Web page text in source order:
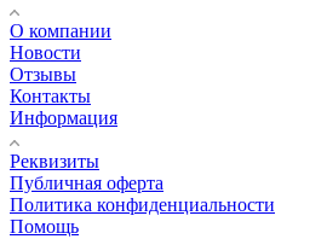
О компании
Новости
Отзывы
Контакты
Информация
Реквизиты
Публичная оферта
Политика конфиденциальности
Помощь